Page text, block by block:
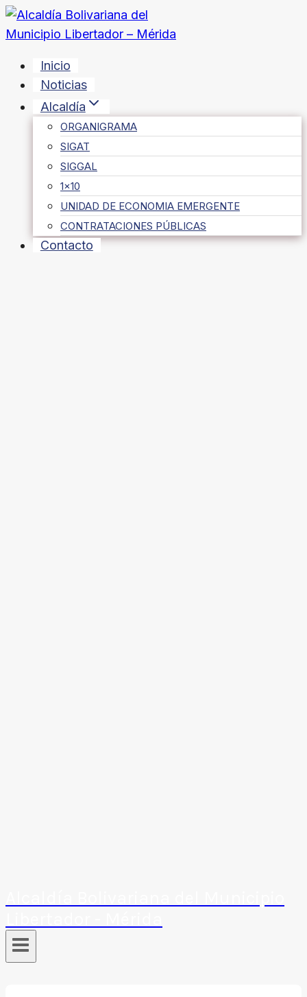
Saltar
al
Inicio
Noticias
Alcaldía
ORGANIGRAMA
SIGAT
SIGGAL
1×10
UNIDAD DE ECONOMIA EMERGENTE
CONTRATACIONES PÚBLICAS
Contacto